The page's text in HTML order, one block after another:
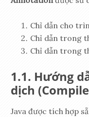
Chỉ dẫn cho
Chỉ dẫn trong
Chỉ dẫn trong
Hướng
dịch
Java được tích hợp